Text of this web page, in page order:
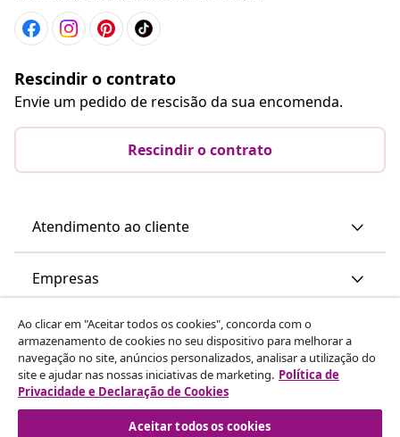
Rescindir o contrato
Envie um pedido de rescisão da sua encomenda.
Rescindir o contrato
Atendimento ao cliente
Empresas
vidaXL
Descubra mais
Ao clicar em "Aceitar todos os cookies", concorda com o
armazenamento de cookies no seu dispositivo para melhorar a
navegação no site, anúncios personalizados, analisar a utilização do
site e ajudar nas nossas iniciativas de marketing. Política de
Privacidade e Declaração de Cookies
Aceitar todos os cookies